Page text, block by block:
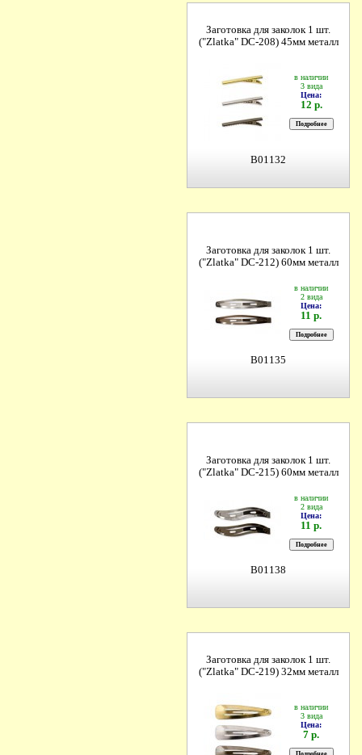
Заготовка для заколок 1 шт.
("Zlatka" DC-208) 45мм металл
в наличии
3 вида
Цена:
12 р.
B01132
Заготовка для заколок 1 шт.
("Zlatka" DC-212) 60мм металл
в наличии
2 вида
Цена:
11 р.
B01135
Заготовка для заколок 1 шт.
("Zlatka" DC-215) 60мм металл
в наличии
2 вида
Цена:
11 р.
B01138
Заготовка для заколок 1 шт.
("Zlatka" DC-219) 32мм металл
в наличии
3 вида
Цена:
7 р.